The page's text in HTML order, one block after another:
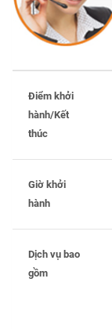
Điểm khởi
hành/Kết
thúc
Giờ khởi
hành
Dịch vụ bao
gồm